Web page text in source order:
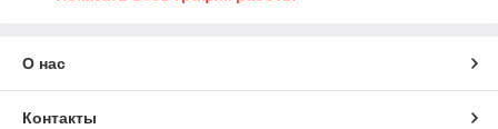
О нас
Контакты